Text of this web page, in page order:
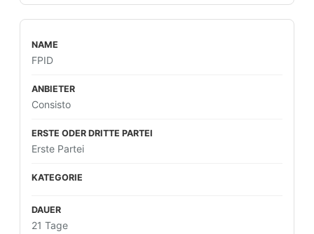
FPID
Consisto
Erste Partei
21 Tage